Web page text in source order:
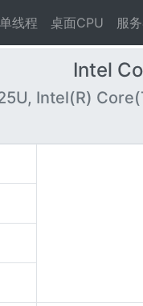
单线程 桌面CPU 服
Intel
Intel(R)